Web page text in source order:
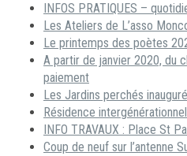
INFOS PRATIQUES –
Les Ateliers de L’asso
Le printemps des poètes
A partir de janvier 2020, du
paiement
Les Jardins perchés
Résidence
INFO TRAVAUX : Place St
Coup de neuf sur l’antenne